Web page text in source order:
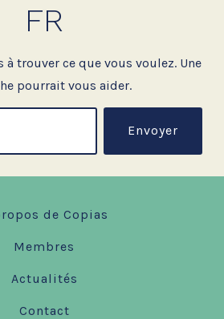
FR
à trouver ce que vous voulez. Une
pourrait vous aider.
Envoyer
de Copias
Membres
Actualités
Contact